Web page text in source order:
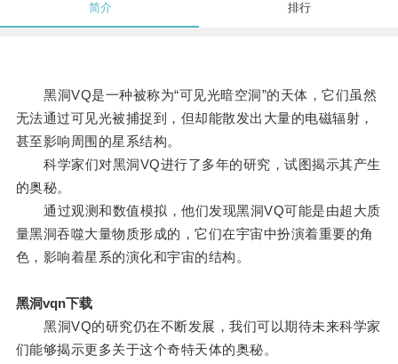
简介 排行
黑洞VQ是一种被称为“可见光暗空洞”的天体，它们虽然
无法通过可见光被捕捉到，但却能散发出大量的电磁辐射，
甚至影响周围的星系结构。
科学家们对黑洞VQ进行了多年的研究，试图揭示其产生
的奥秘。
通过观测和数值模拟，他们发现黑洞VQ可能是由超大质
量黑洞吞噬大量物质形成的，它们在宇宙中扮演着重要的角
色，影响着星系的演化和宇宙的结构。
黑洞vqn下载
黑洞VQ的研究仍在不断发展，我们可以期待未来科学家
们能够揭示更多关于这个奇特天体的奥秘。